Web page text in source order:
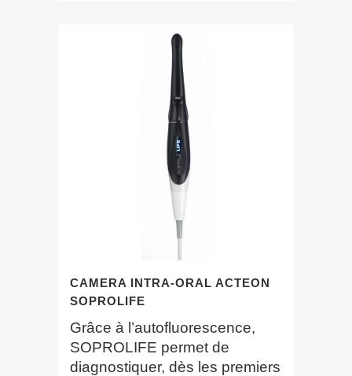
CAMERA INTRA-ORAL ACTEON
SOPROLIFE
Grâce à l’autofluorescence,
SOPROLIFE permet de
diagnostiquer, dès les premiers